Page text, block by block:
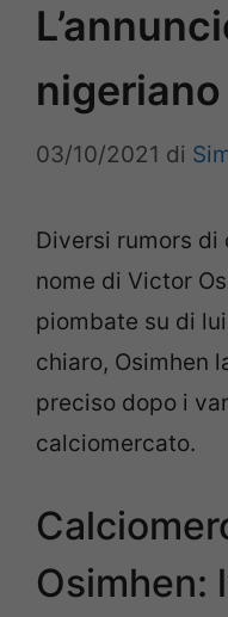
nigeriano
03/10/2021 di
Diversi rumors
nome di Victor
piombate su di
chiaro, Osimhen
preciso dopo i
calciomercato.
Osimhen: